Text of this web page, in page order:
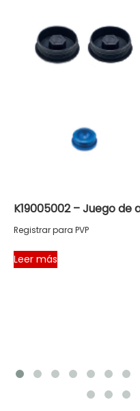
K19005002 – Juego de
Registrar para PVP
Leer más